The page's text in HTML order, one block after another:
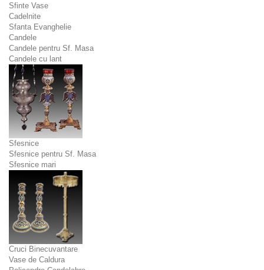
Sfinte Vase
Cadelnite
Sfanta Evanghelie
Candele
Candele pentru Sf. Masa
Candele cu lant
Sfesnice
Sfesnice pentru Sf. Masa
Sfesnice mari
Cruci Binecuvantare
Vase de Caldura